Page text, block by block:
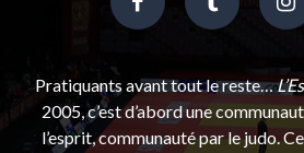
Pratiquants avant tout le reste…
2005, c’est d’abord une
l’esprit, communauté par le judo.